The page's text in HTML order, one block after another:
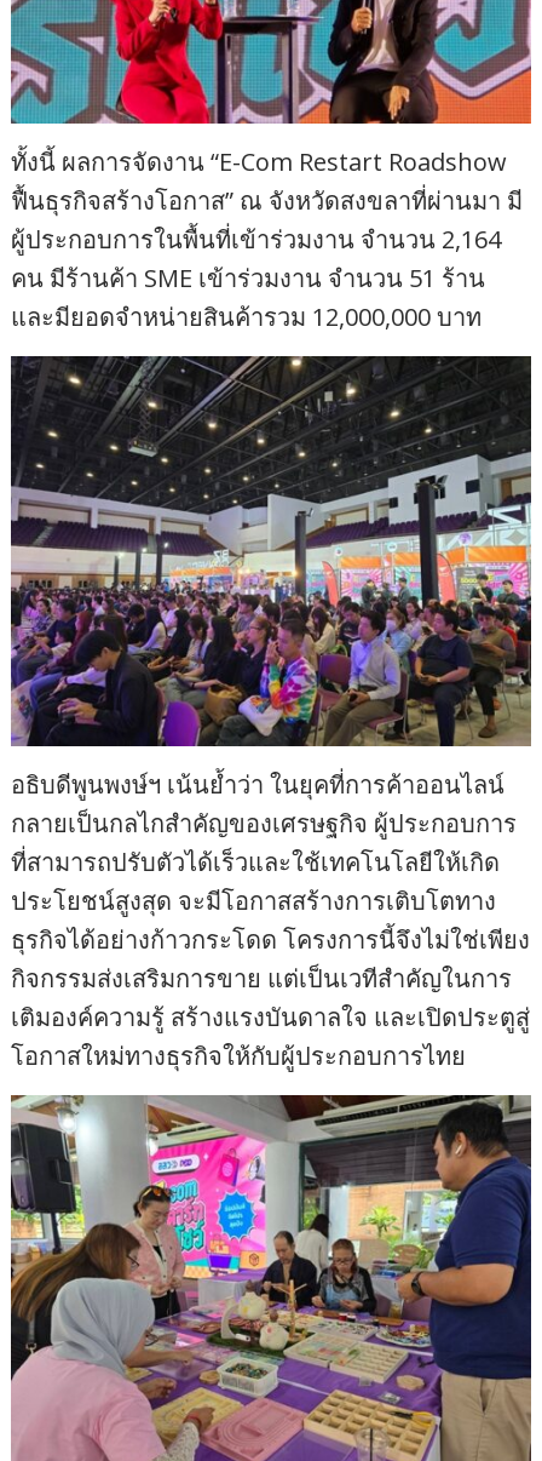
ทั้งนี้ ผลการจัดงาน “E-Com Restart Roadshow
ฟื้นธุรกิจสร้างโอกาส” ณ จังหวัดสงขลาที่ผ่านมา มี
ผู้ประกอบการในพื้นที่เข้าร่วมงาน จำนวน 2,164
คน มีร้านค้า SME เข้าร่วมงาน จำนวน 51 ร้าน
และมียอดจำหน่ายสินค้ารวม 12,000,000 บาท
อธิบดีพูนพงษ์ฯ เน้นย้ำว่า ในยุคที่การค้าออนไลน์
กลายเป็นกลไกสำคัญของเศรษฐกิจ ผู้ประกอบการ
ที่สามารถปรับตัวได้เร็วและใช้เทคโนโลยีให้เกิด
ประโยชน์สูงสุด จะมีโอกาสสร้างการเติบโตทาง
ธุรกิจได้อย่างก้าวกระโดด โครงการนี้จึงไม่ใช่เพียง
กิจกรรมส่งเสริมการขาย แต่เป็นเวทีสำคัญในการ
เติมองค์ความรู้ สร้างแรงบันดาลใจ และเปิดประตูสู่
โอกาสใหม่ทางธุรกิจให้กับผู้ประกอบการไทย